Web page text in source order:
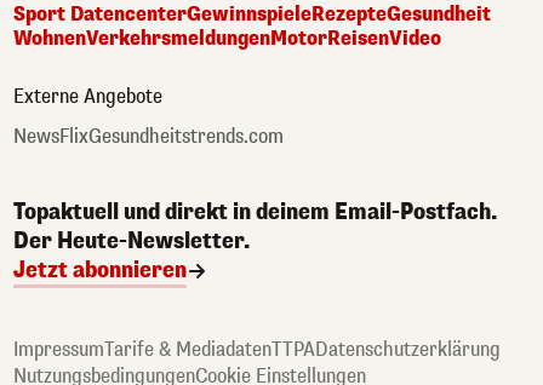
Sport DatencenterGewinnspieleRezepteGesundheit
WohnenVerkehrsmeldungenMotorReisenVideo
Externe Angebote
NewsFlixGesundheitstrends.com
Topaktuell und direkt in deinem Email-Postfach.
Der Heute-Newsletter.
Jetzt abonnieren
ImpressumTarife & MediadatenTTPADatenschutzerklärung
NutzungsbedingungenCookie Einstellungen